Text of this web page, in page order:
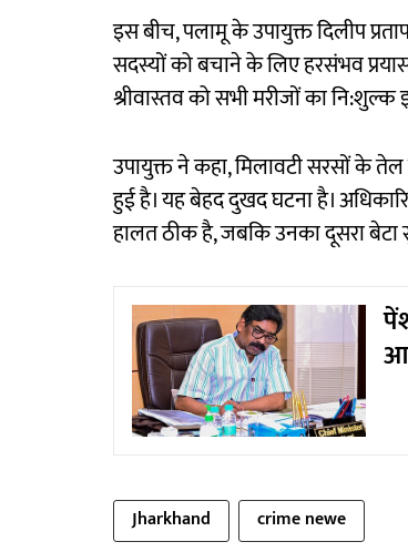
इस बीच, पलामू के उपायुक्त दिलीप
सदस्यों को बचाने के लिए हरसंभव
श्रीवास्तव को सभी मरीजों का
उपायुक्त ने कहा, मिलावटी सरसों के
हुई है। यह बेहद दुखद घटना है।
हालत ठीक है, जबकि उनका दूसरा बेटा
Jharkhand crime newe